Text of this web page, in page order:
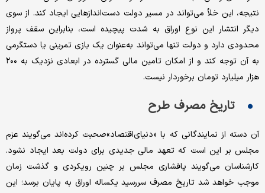
نتیجه، این خلأ می‌تواند در مسیر دولت دست‌اندازهایی ایجاد کند. از سوی
دیگر انتشار این نوع اوراق به شدت پیچیده است، بنابراین سقف پرواز
محدودی دارد و دولت تنها می‌تواند به‌عنوان یک بازی تمرینی یا دستگرمی
به آن توجه کند و از امکان تامین مالی گسترده در ابعادی نزدیک به ۲۰۰
هزار میلیارد تومان برخوردار نیست.
تاریخ مصرف طرح
آن دسته از نمایندگانی که با «دنیای‌اقتصاد»صحبت کرده‌اند می‌گویند عزم
مجلس بر این است که تعهد مالی جدیدی برای دولت بعد ایجاد نشود.
کارشناسان می‌گویند پافشاری مجلس بر چنین رویکردی و گذشت زمان
موجب خواهد شد تاریخ مصرف سررسید یکساله اوراق به پایان برسد؛ این